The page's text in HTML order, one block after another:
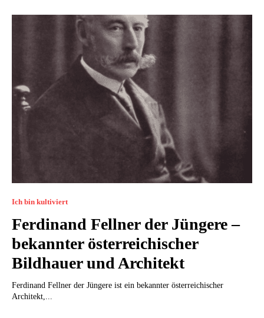
Ich bin kultiviert
Ferdinand Fellner der Jüngere –
bekannter österreichischer
Bildhauer und Architekt
Ferdinand Fellner der Jüngere ist ein bekannter österreichischer
Architekt,...